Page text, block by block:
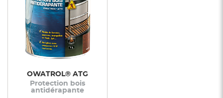
OWATROL® ATG
Protection bois
antidérapante